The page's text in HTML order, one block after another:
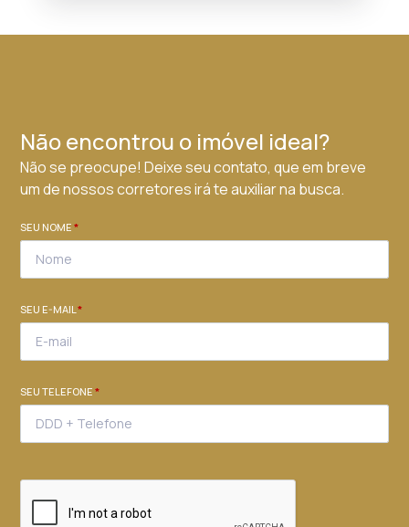
Não encontrou o imóvel ideal?
Não se preocupe! Deixe seu contato, que em breve
um de nossos corretores irá te auxiliar na busca.
SEU NOME*
SEU E-MAIL*
SEU TELEFONE*